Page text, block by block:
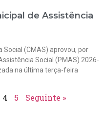
de Assistência
Social (CMAS) aprovou, por
Social (PMAS) 2026-
na última terça-feira
4 5 Seguinte »